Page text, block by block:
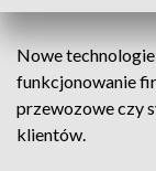
Nowe
funkcjonowanie
przewozowe czy
klientów.